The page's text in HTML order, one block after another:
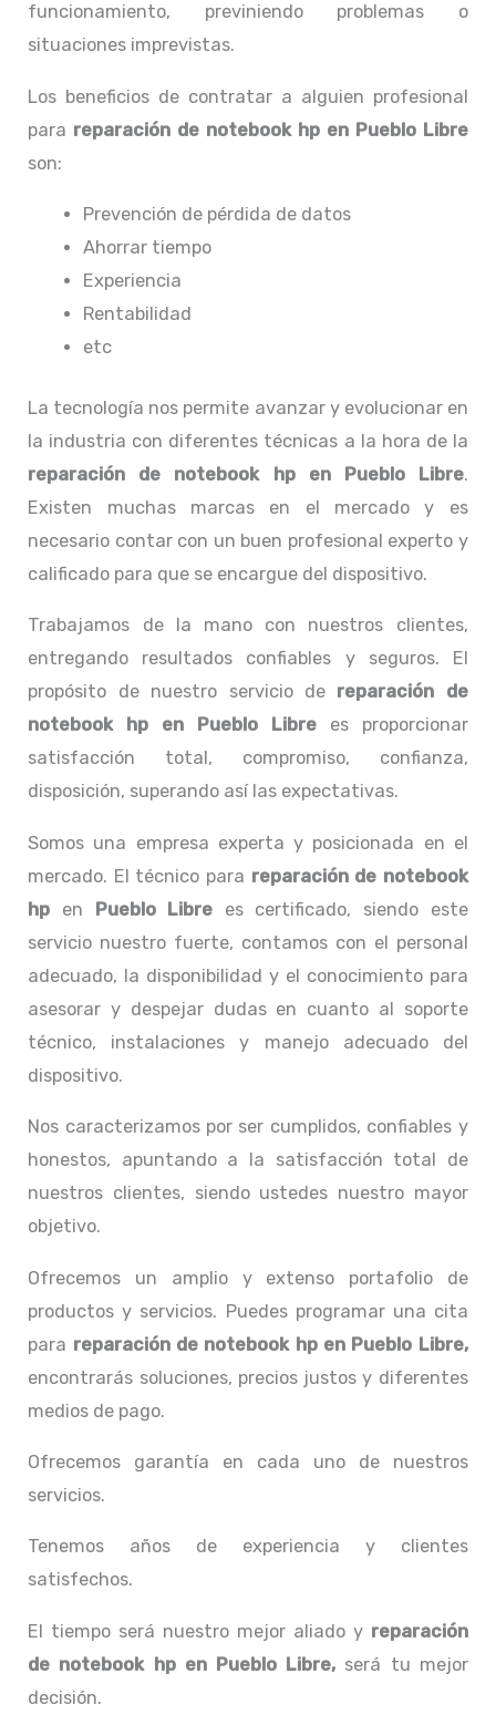
funcionamiento, previniendo problemas o
situaciones imprevistas.
Los beneficios de contratar a alguien profesional
para reparación de notebook hp en Pueblo Libre
son:
Prevención de pérdida de datos
Ahorrar tiempo
Experiencia
Rentabilidad
etc
La tecnología nos permite avanzar y evolucionar en
la industria con diferentes técnicas a la hora de la
reparación de notebook hpen Pueblo Libre.
Existen muchas marcas en el mercado y es
necesario contar con un buen profesional experto y
calificado para que se encargue del dispositivo.
Trabajamos de la mano con nuestros clientes,
entregando resultados confiables y seguros. El
propósito de nuestro servicio de reparación de
notebook hp
en Pueblo Librees proporcionar
satisfacción total, compromiso, confianza,
disposición, superando así las expectativas.
Somos una empresa experta y posicionada en el
mercado. El técnico para reparación de notebook
hp
en Pueblo Libre es certificado, siendo este
servicio nuestro fuerte, contamos con el personal
adecuado, la disponibilidad y el conocimiento para
asesorar y despejar dudas en cuanto al soporte
técnico, instalaciones y manejo adecuado del
dispositivo.
Nos caracterizamos por ser cumplidos, confiables y
honestos, apuntando a la satisfacción total de
nuestros clientes, siendo ustedes nuestro mayor
objetivo.
Ofrecemos un amplio y extenso portafolio de
productos y servicios. Puedes programar una cita
para reparación de notebook hpen Pueblo Libre,
encontrarás soluciones, precios justos y diferentes
medios de pago.
Ofrecemos garantía en cada uno de nuestros
servicios.
Tenemos años de experiencia y clientes
satisfechos.
El tiempo será nuestro mejor aliado y reparación
de notebook hpen Pueblo Libre, será tu mejor
decisión.